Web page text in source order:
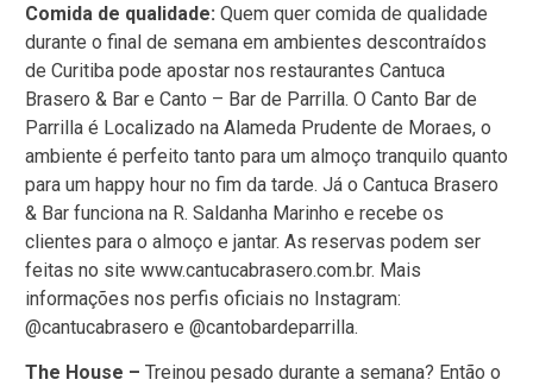
Comida de qualidade: Quem quer comida de qualidade
durante o final de semana em ambientes descontraídos
de Curitiba pode apostar nos restaurantes Cantuca
Brasero & Bar e Canto – Bar de Parrilla. O Canto Bar de
Parrilla é Localizado na Alameda Prudente de Moraes, o
ambiente é perfeito tanto para um almoço tranquilo quanto
para um happy hour no fim da tarde. Já o Cantuca Brasero
& Bar funciona na R. Saldanha Marinho e recebe os
clientes para o almoço e jantar. As reservas podem ser
feitas no site www.cantucabrasero.com.br. Mais
informações nos perfis oficiais no Instagram:
@cantucabrasero e @cantobardeparrilla.
The House – Treinou pesado durante a semana? Então o